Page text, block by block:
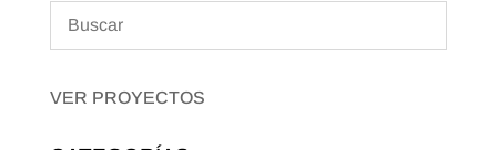
VER PROYECTOS